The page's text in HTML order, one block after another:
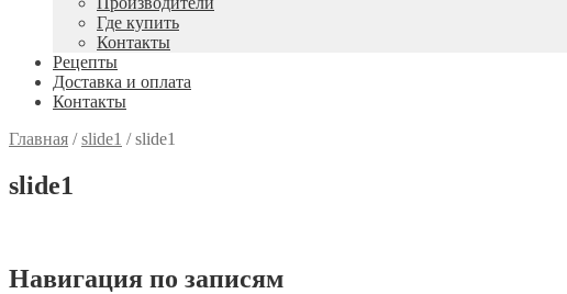
Где купить
Контакты
Рецепты
Доставка и оплата
Контакты
Главная /slide1 /slide1
slide1
Навигация по записям